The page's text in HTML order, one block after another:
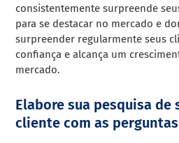
consistentemente surpreende
para se destacar no mercado e
surpreender regularmente seus
confiança e alcança um
mercado.
Elabore sua pesquisa de
cliente com as